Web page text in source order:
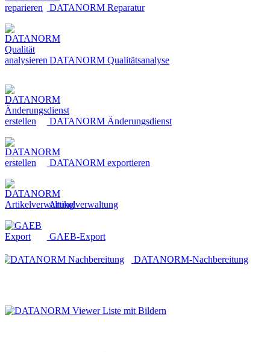
DATANORM Reparatur
DATANORM Qualitätsanalyse
DATANORM Änderungsdienst
DATANORM exportieren
Artikelverwaltung
GAEB-Export
DATANORM-Nachbereitung